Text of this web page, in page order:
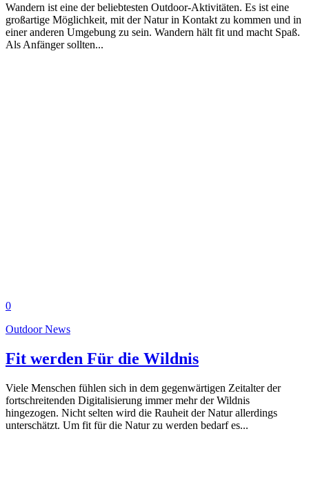
Wandern ist eine der beliebtesten Outdoor-Aktivitäten. Es ist eine
großartige Möglichkeit, mit der Natur in Kontakt zu kommen und in
einer anderen Umgebung zu sein. Wandern hält fit und macht Spaß.
Als Anfänger sollten...
0
Outdoor News
Fit werden Für die Wildnis
Viele Menschen fühlen sich in dem gegenwärtigen Zeitalter der
fortschreitenden Digitalisierung immer mehr der Wildnis
hingezogen. Nicht selten wird die Rauheit der Natur allerdings
unterschätzt. Um fit für die Natur zu werden bedarf es...